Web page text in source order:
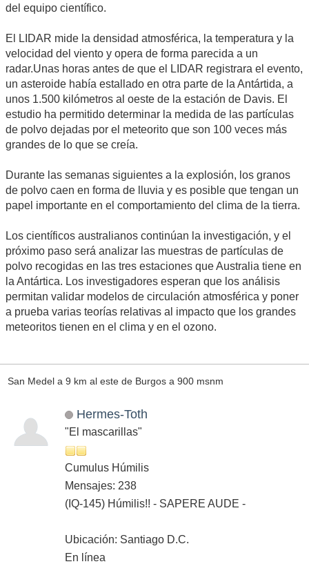
del equipo científico.
El LIDAR mide la densidad atmosférica, la temperatura y la
velocidad del viento y opera de forma parecida a un
radar.Unas horas antes de que el LIDAR registrara el evento,
un asteroide había estallado en otra parte de la Antártida, a
unos 1.500 kilómetros al oeste de la estación de Davis. El
estudio ha permitido determinar la medida de las partículas
de polvo dejadas por el meteorito que son 100 veces más
grandes de lo que se creía.
Durante las semanas siguientes a la explosión, los granos
de polvo caen en forma de lluvia y es posible que tengan un
papel importante en el comportamiento del clima de la tierra.
Los científicos australianos continúan la investigación, y el
próximo paso será analizar las muestras de partículas de
polvo recogidas en las tres estaciones que Australia tiene en
la Antártica. Los investigadores esperan que los análisis
permitan validar modelos de circulación atmosférica y poner
a prueba varias teorías relativas al impacto que los grandes
meteoritos tienen en el clima y en el ozono.
San Medel a 9 km al este de Burgos a 900 msnm
Hermes-Toth
"El mascarillas"
Cumulus Húmilis
Mensajes: 238
(IQ-145) Húmilis!! - SAPERE AUDE -
Ubicación: Santiago D.C.
En línea